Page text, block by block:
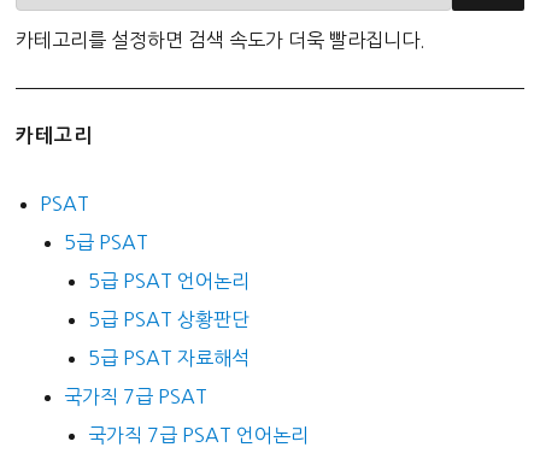
카테고리를 설정하면 검색 속도가 더욱 빨라집니다.
카테고리
PSAT
5급 PSAT
5급 PSAT 언어논리
5급 PSAT 상황판단
5급 PSAT 자료해석
국가직 7급 PSAT
국가직 7급 PSAT 언어논리